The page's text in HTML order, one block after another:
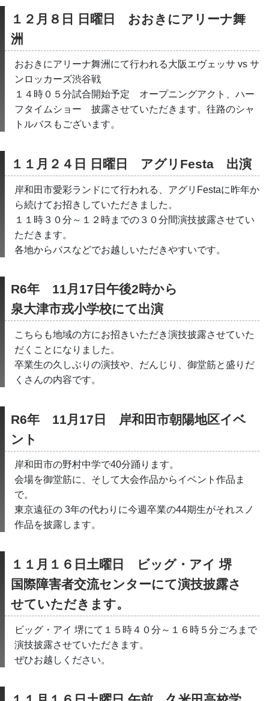
１２月８日 日曜日　おおきにアリーナ舞
洲
おおきにアリーナ舞洲にて行われる大阪エヴェッサ vs サ
ンロッカーズ渋谷戦
１４時０５分試合開始予定　オープニングアクト、ハー
フタイムショー　披露させていただきます。往路のシャ
トルバスもございます。
１１月２４日 日曜日　アグリFesta　出演
岸和田市愛彩ランドにて行われる、アグリFestaに昨年か
ら続けてお招きしていただきました。
１１時３０分～１２時までの３０分間演技披露させてい
ただきます。
各地からバスなどでお越しいただきやすいです。
R6年　11月17日午後2時から
泉大津市戎小学校にて出演
こちらも地域の方にお招きいただき演技披露させていた
だくことになりました。
卒業生の久しぶりの演技や、だんじり、御堂筋と盛りだ
くさんの内容です。
R6年　11月17日　岸和田市朝陽地区イベ
ント
岸和田市の野村中学で40分踊ります。
会場を御堂筋に、そして大会作品からイベント作品ま
で。
東京遠征の 3年の代わりに今週卒業の44期生がそれスノ
作品を披露します。
１１月１６日土曜日　ビッグ・アイ 堺
国際障害者交流センターにて演技披露さ
せていただきます。
ビッグ・アイ 堺にて１５時４０分～１６時５分ごろまで
演技披露させていただきます。
ぜひお越しください。